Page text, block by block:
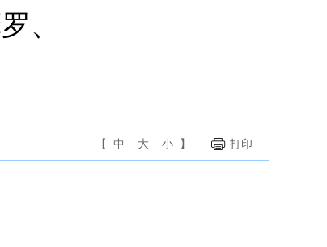
、
【 中 大 小 】 打印